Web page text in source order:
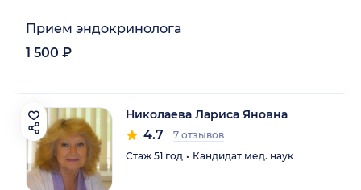
Прием эндокринолога
1 500 ₽
Николаева Лариса Яновна
4.7
7 отзывов
Стаж 51 год
Кандидат мед. наук